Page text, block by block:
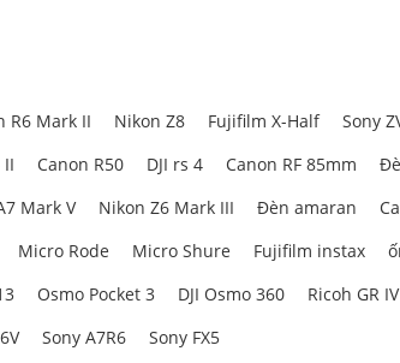
R6 Mark II Nikon Z8 Fujifilm X-Half Sony
II Canon R50 DJI rs 4 Canon RF 85mm
Mark V Nikon Z6 Mark III Đèn amaran
Micro Rode Micro Shure Fujifilm instax
Osmo Pocket 3 DJI Osmo 360 Ricoh GR IV
Sony A7R6 Sony FX5